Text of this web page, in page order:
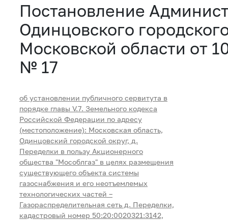
Постановление
Одинцовского
Московской области от
№ 17
об установлении публичного сервитута в
порядке главы V.7. Земельного кодекса
Российской Федерации по адресу
(местоположение): Московская область,
Одинцовский городской округ, д.
Переделки в пользу Акционерного
общества "Мособлгаз" в целях размещения
существующего объекта системы
газоснабжения и его неотъемлемых
технологических частей –
Газораспределительная сеть д. Переделки,
кадастровый номер 50:20:0020321:3142,